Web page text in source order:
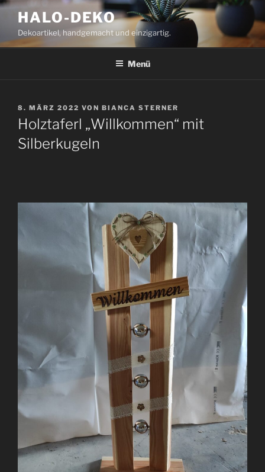
Zum
Inhalt
springen
HALO-DEKO
Dekoartikel, handgemacht und einzigartig.
Menü
VERÖFFENTLICHT
AM
8. MÄRZ 2022 VON BIANCA STERNER
Holztaferl „Willkommen“ mit
Silberkugeln